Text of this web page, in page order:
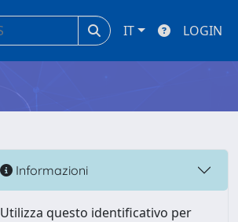
IT LOGIN
Informazioni
Utilizza questo identificativo per